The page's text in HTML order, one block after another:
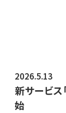
2026.5.13
新サービス
始